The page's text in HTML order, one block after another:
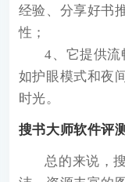
经验、分享好书
性；
4、它提供流
如护眼模式和夜
时光。
搜书大师软件评测
总的来说，